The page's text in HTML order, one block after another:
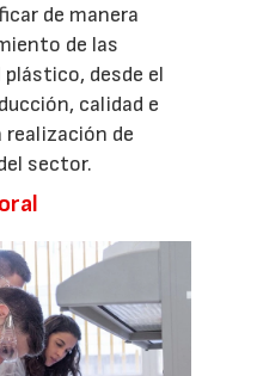
de manera
de las
desde el
calidad e
de
sector.